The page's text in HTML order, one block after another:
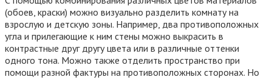
(обоев, краски) можно визуально разделить комнату на
взрослую и детскую зоны. Например, два противоположных
угла и прилегающие к ним стены можно выкрасить в
контрастные друг другу цвета или в различные оттенки
одного тона. Можно также отделить пространство при
помощи разной фактуры на противоположных сторонах. Но